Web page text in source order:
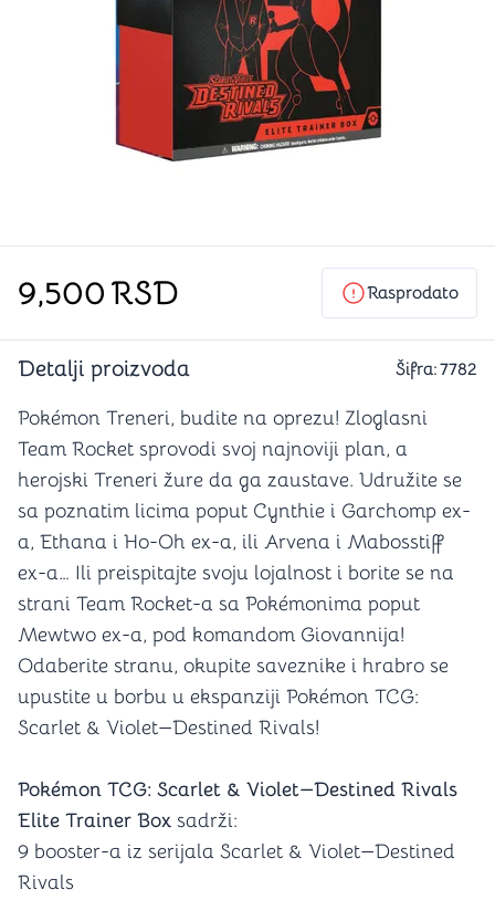
9,500RSD Rasprodato
Detalji proizvoda Šifra:7782
Pokémon Treneri, budite na oprezu! Zloglasni
Team Rocket sprovodi svoj najnoviji plan, a
herojski Treneri žure da ga zaustave. Udružite se
sa poznatim licima poput Cynthie i Garchomp ex-
a, Ethana i Ho-Oh ex-a, ili Arvena i Mabosstiff
ex-a… Ili preispitajte svoju lojalnost i borite se na
strani Team Rocket-a sa Pokémonima poput
Mewtwo ex-a, pod komandom Giovannija!
Odaberite stranu, okupite saveznike i hrabro se
upustite u borbu u ekspanziji Pokémon TCG:
Scarlet & Violet—Destined Rivals!
Pokémon TCG: Scarlet & Violet—Destined Rivals
Elite Trainer Box sadrži:
9 booster-a iz serijala Scarlet & Violet—Destined
Rivals